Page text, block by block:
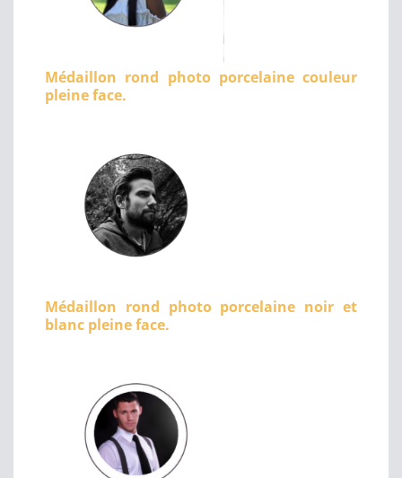
Médaillon rond photo porcelaine couleur
pleine face.
Médaillon rond photo porcelaine noir et
blanc pleine face.